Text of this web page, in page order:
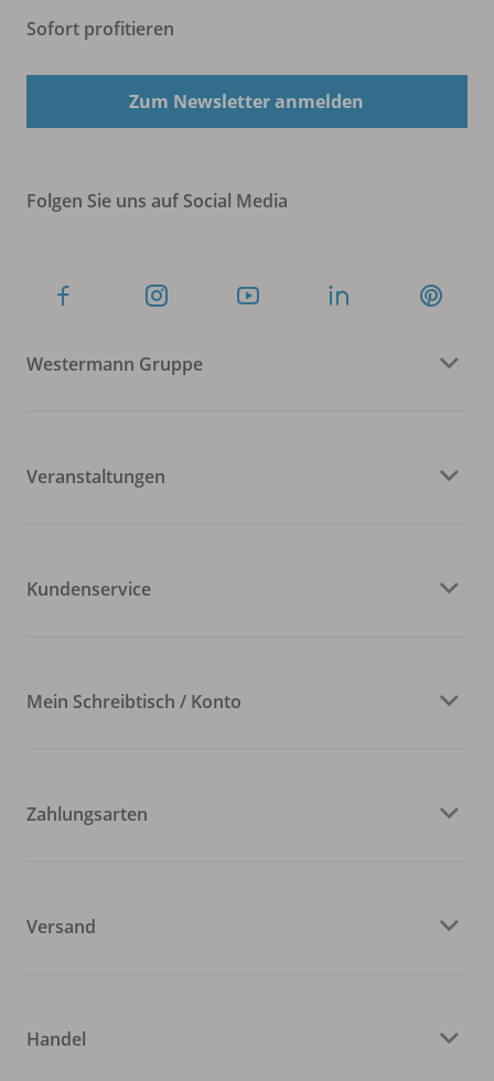
Sofort profitieren
Zum Newsletter anmelden
Folgen Sie uns auf Social Media
Westermann Gruppe
Veranstaltungen
Kundenservice
Mein Schreibtisch / Konto
Zahlungsarten
Versand
Handel